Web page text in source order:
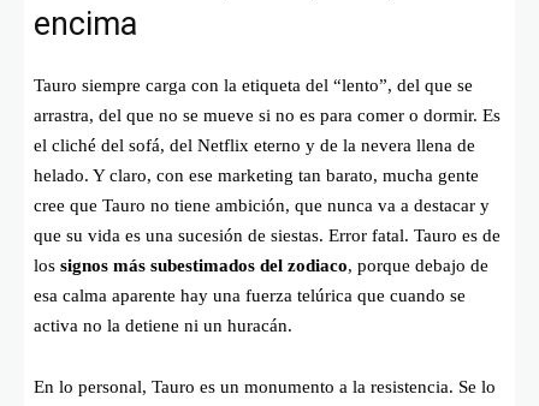
encima
Tauro siempre carga con la etiqueta del “lento”, del que se
arrastra, del que no se mueve si no es para comer o dormir. Es
el cliché del sofá, del Netflix eterno y de la nevera llena de
helado. Y claro, con ese marketing tan barato, mucha gente
cree que Tauro no tiene ambición, que nunca va a destacar y
que su vida es una sucesión de siestas. Error fatal. Tauro es de
los signos más subestimados del zodiaco, porque debajo de
esa calma aparente hay una fuerza telúrica que cuando se
activa no la detiene ni un huracán.
En lo personal, Tauro es un monumento a la resistencia. Se lo